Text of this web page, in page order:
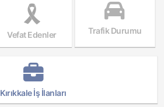
Vefat Edenler Trafik Durumu
Kırıkkale İş İlanları